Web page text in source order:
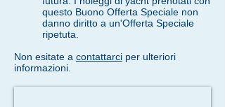
questo Buono Offerta Speciale non
danno diritto a un'Offerta Speciale
ripetuta.
Non esitate a contattarci per ulteriori
informazioni.